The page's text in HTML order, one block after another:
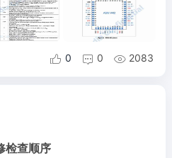
 0  0  2083
检查顺序